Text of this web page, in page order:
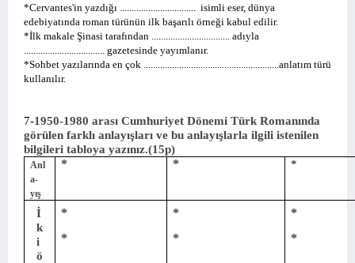
*Cervantes'in yazdığı ................................ isimli eser, dünya
edebiyatında roman türünün ilk başarılı örneği kabul edilir.
*İlk makale Şinasi tarafından ................................. adıyla
.................................. gazetesinde yayımlanır.
*Sohbet yazılarında en çok .........................................................anlatım türü
kullanılır.
7-1950-1980 arası Cumhuriyet Dönemi Türk Romanında
görülen farklı anlayışları ve bu anlayışlarla ilgili istenilen
bilgileri tabloya yazınız.(15p)
Anl
a-
yış
* * *
İ
k
i
ö
*
*
*
*
*
*